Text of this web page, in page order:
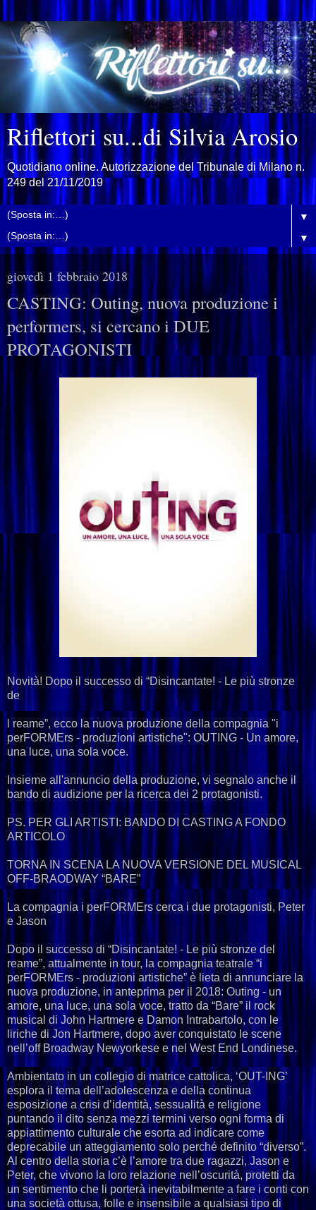
Riflettori su...di Silvia Arosio
Quotidiano online. Autorizzazione del Tribunale di Milano n.
249 del 21/11/2019
▼
▼
giovedì 1 febbraio 2018
CASTING: Outing, nuova produzione i
performers, si cercano i DUE
PROTAGONISTI
Novità! Dopo il successo di “Disincantate! - Le più stronze
de
l reame”, ecco la nuova produzione della compagnia "i
perFORMErs - produzioni artistiche": OUTING - Un amore,
una luce, una sola voce.
Insieme all'annuncio della produzione, vi segnalo anche il
bando di audizione per la ricerca dei 2 protagonisti.
PS. PER GLI ARTISTI: BANDO DI CASTING A FONDO
ARTICOLO
TORNA IN SCENA LA NUOVA VERSIONE DEL MUSICAL
OFF-BRAODWAY “BARE”
La compagnia i perFORMErs cerca i due protagonisti, Peter
e Jason
Dopo il successo di “Disincantate! - Le più stronze del
reame”, attualmente in tour, la compagnia teatrale “i
perFORMErs - produzioni artistiche” è lieta di annunciare la
nuova produzione, in anteprima per il 2018: Outing - un
amore, una luce, una sola voce, tratto da “Bare” il rock
musical di John Hartmere e Damon Intrabartolo, con le
liriche di Jon Hartmere, dopo aver conquistato le scene
nell’off Broadway Newyorkese e nel West End Londinese.
Ambientato in un collegio di matrice cattolica, ‘OUT-ING’
esplora il tema dell’adolescenza e della continua
esposizione a crisi d’identità, sessualità e religione
puntando il dito senza mezzi termini verso ogni forma di
appiattimento culturale che esorta ad indicare come
deprecabile un atteggiamento solo perché definito “diverso”.
Al centro della storia c’è l’amore tra due ragazzi, Jason e
Peter, che vivono la loro relazione nell’oscurità, protetti da
un sentimento che li porterà inevitabilmente a fare i conti con
una società ottusa, folle e insensibile a qualsiasi tipo di